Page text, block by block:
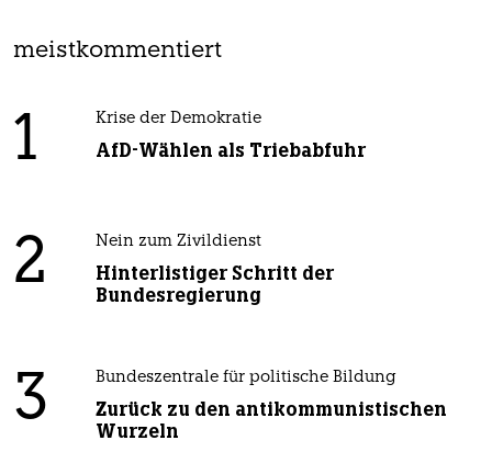
meistkommentiert
1 Krise der Demokratie
AfD-Wählen als Triebabfuhr
2 Nein zum Zivildienst
Hinterlistiger Schritt der
Bundesregierung
3 Bundeszentrale für politische Bildung
Zurück zu den antikommunistischen
Wurzeln